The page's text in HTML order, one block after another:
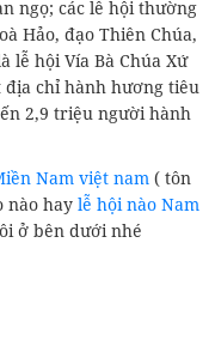
ngọ; các lễ hội thường
Hảo, đạo Thiên Chúa,
lễ hội Vía Bà Chúa Xứ
địa chỉ hành hương tiêu
2,9 triệu người hành
Nam việt nam ( tôn
nào hay lễ hội nào Nam
ở bên dưới nhé